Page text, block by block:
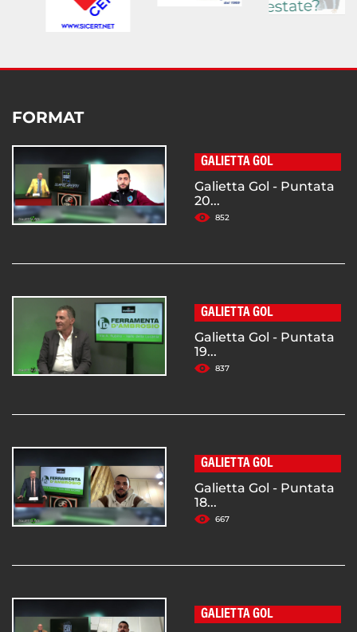
FORMAT
GALIETTA GOL
Galietta Gol - Puntata
20...
852
GALIETTA GOL
Galietta Gol - Puntata
19...
837
GALIETTA GOL
Galietta Gol - Puntata
18...
667
GALIETTA GOL